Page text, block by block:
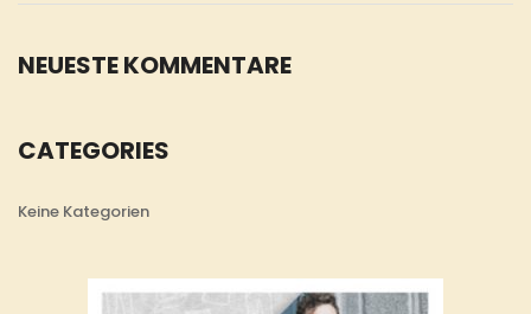
NEUESTE KOMMENTARE
CATEGORIES
Keine Kategorien